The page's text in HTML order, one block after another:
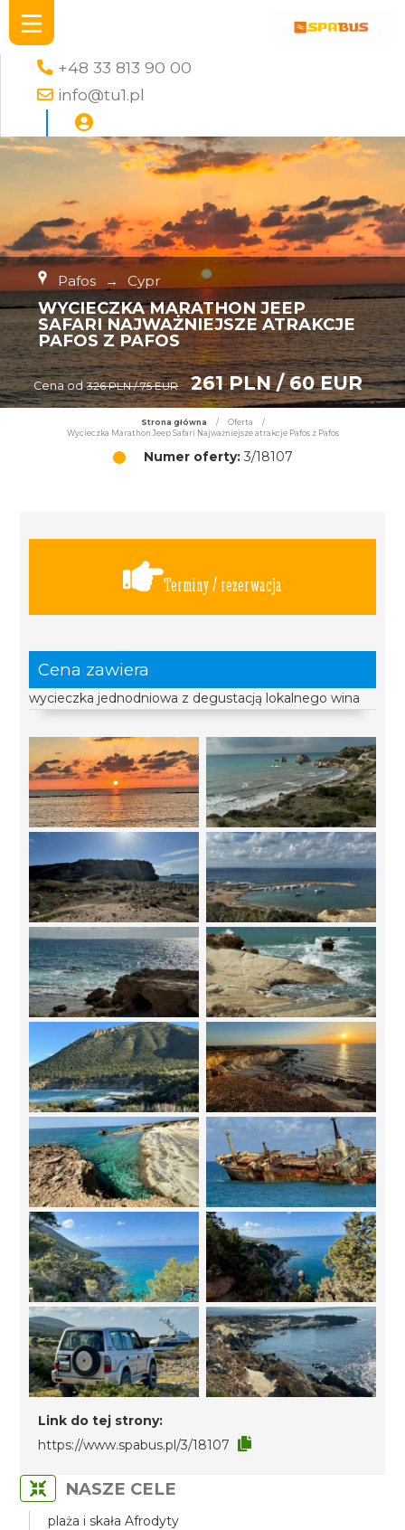
+48 33 813 90 00
info@tu1.pl
Pafos → Cypr
WYCIECZKA MARATHON JEEP
SAFARI NAJWAŻNIEJSZE ATRAKCJE
PAFOS Z PAFOS
Cena od 326 PLN / 75 EUR 261 PLN / 60 EUR
Strona główna / Oferta
/
Wycieczka Marathon Jeep Safari Najważniejsze atrakcje Pafos z Pafos
Numer oferty:3/18107
Terminy / rezerwacja
Cena zawiera
wycieczka jednodniowa z degustacją lokalnego wina
Link do tej strony:
https://www.spabus.pl/3/18107
NASZE CELE
plaża i skała Afrodyty